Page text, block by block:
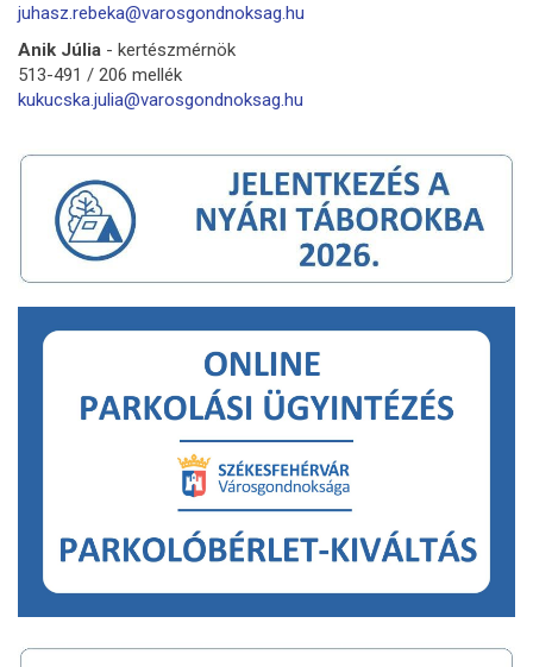
juhasz.rebeka@varosgondnoksag.hu
Anik Júlia - kertészmérnök
513-491 / 206 mellék
kukucska.julia@varosgondnoksag.hu